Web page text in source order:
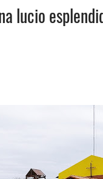
lucio